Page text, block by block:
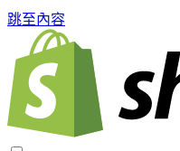
跳至內容